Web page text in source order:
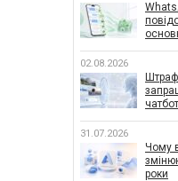
02.08.2026
31.07.2026
Чому
роки